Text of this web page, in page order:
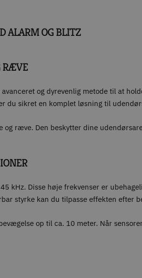
ALARM OG BLITZ
RÆVE
og dyrevenlig metode til at
du sikret en komplet løsning til
ræve. Den beskytter dine
kHz. Disse høje frekvenser er
styrke kan du tilpasse effekten efter
op til ca. 10 meter. Når